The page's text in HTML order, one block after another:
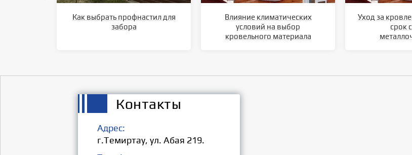
Как выбрать профнастил для
забора
Влияние климатических
условий на выбор
кровельного материала
Уход за
срок
Контакты
Адрес:
г.Темиртау, ул. Абая 219.